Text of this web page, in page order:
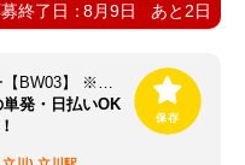
終了日：8月9日 あと 2日
株式会社ビッグワーク 採用センター【BW03】 ※立川エリア
単発・日払いOK